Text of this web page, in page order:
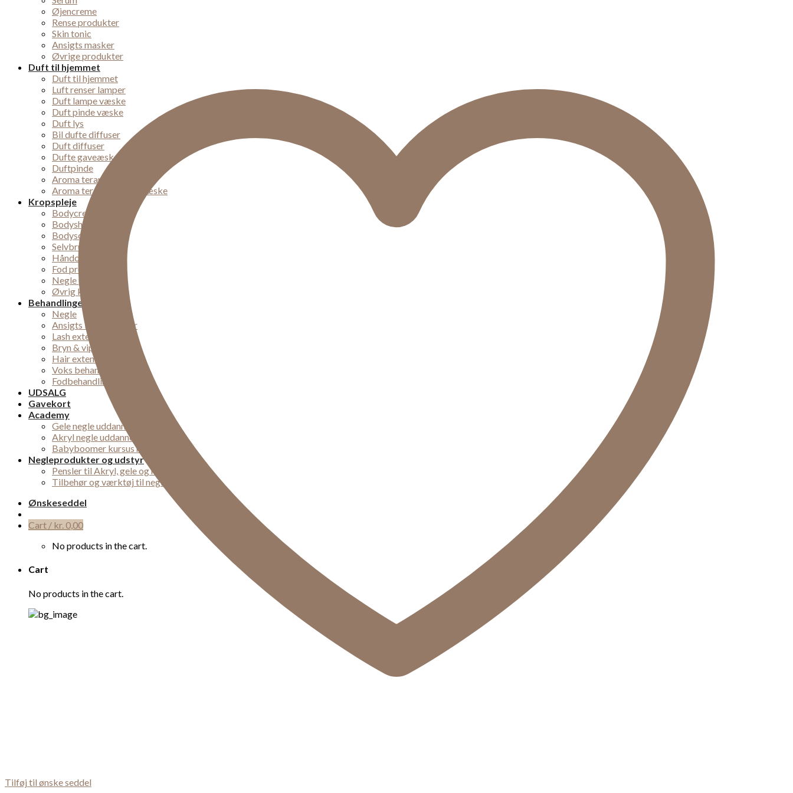
Øjencreme
Rense produkter
Skin tonic
Ansigts masker
Øvrige produkter
Duft til hjemmet
Duft til hjemmet
Luft renser lamper
Duft lampe væske
Duft pinde væske
Duft lys
Bil dufte diffuser
Duft diffuser
Dufte gaveæsker
Duftpinde
Aroma terapi lampe
Aroma terapi diffuser væske
Kropspleje
Bodycremer
Bodyshampoo
Bodyscrub
Selvbruner
Håndcremer
Fod produkter
Negle pleje
Øvrig kropspleje
Behandlinger
Negle
Ansigts behandlinger
Lash extensions
Bryn & vipper
Hair extensions
Voks behandling
Fodbehandlinger
UDSALG
Gavekort
Academy
Gele negle uddannelse
Akryl negle uddannelse
Babyboomer kursus midtjylland
Negleprodukter og udstyr
Pensler til Akryl, gele og nail-art
Tilbehør og værktøj til negle
Ønskeseddel
Cart / kr.0,00
No products in the cart.
Cart
No products in the cart.
Tilføj til ønske seddel